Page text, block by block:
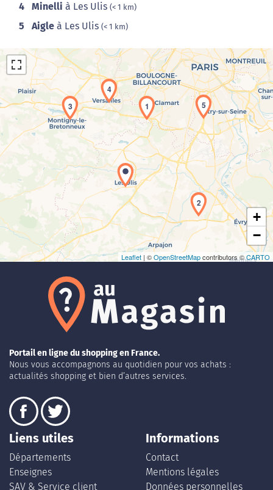
4 Minelli à Les Ulis (< 1 km)
5 Aigle à Les Ulis (< 1 km)
Chargement de la carte en cours...
1
2
3
4
5
+
−
Leaflet | ©OpenStreetMapcontributors ©CARTO
Portail en ligne du shopping en France.
Nous vous accompagnons au quotidien pour vos achats :
actualités shopping et bien d’autres services.
Liens utiles
Départements
Enseignes
SAV & Service client
Informations
Contact
Mentions légales
Données personnelles